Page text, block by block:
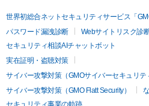
世界初総合ネットセキュリティサービス「
パスワード漏洩診断
Webサイトリスク診
セキュリティ相談AIチャットボット
実在証明・盗聴対策
サイバー攻撃対策（GMOサイバーセキュリテ
サイバー攻撃対策（GMO Flatt Security）
セキュリティ事業の軌跡